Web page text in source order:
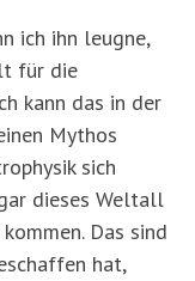
ich ihn leugne,
für die
kann das in der
Mythos
sich
dieses Weltall
Das sind
hat,